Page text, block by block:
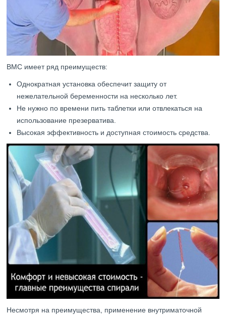
ВМС имеет ряд преимуществ:
Однократная установка обеспечит защиту от
нежелательной беременности на несколько лет.
Не нужно по времени пить таблетки или отвлекаться на
использование презерватива.
Высокая эффективность и доступная стоимость средства.
Несмотря на преимущества, применение внутриматочной